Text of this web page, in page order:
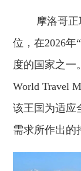
摩洛哥
位，在2026年
度的国家之一
World Travel
该王国为适应
需求所作出的